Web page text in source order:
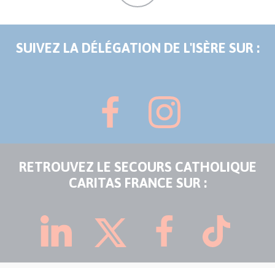
SUIVEZ LA DÉLÉGATION DE L'ISÈRE SUR :
RETROUVEZ LE SECOURS CATHOLIQUE
CARITAS FRANCE SUR :